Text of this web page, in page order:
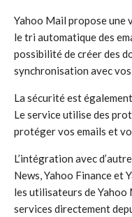
Yahoo Mail propose
le tri automatique des
possibilité de créer des
synchronisation avec
La sécurité est
Le service utilise des
protéger vos emails et
L’intégration avec
News, Yahoo Finance et
les utilisateurs de Yahoo
services directement